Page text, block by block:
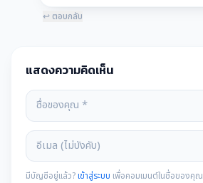
↩ ตอบกลับ
แสดงความคิดเห็น
มีบัญชีอยู่แล้ว?เข้าสู่ระบบ เพื่อคอมเมนต์ในชื่อของคุณ